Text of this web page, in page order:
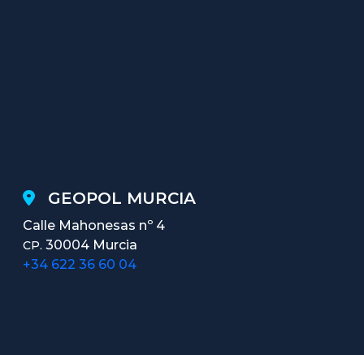
GEOPOL MURCIA
Calle Mahonesas nº 4
CP. 30004 Murcia
+34 622 36 60 04